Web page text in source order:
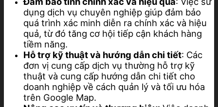
dụng dịch vụ chuyên nghiệp giúp đảm bảo
quá trình xác minh diễn ra chính xác và hiệu
quả, từ đó tăng cơ hội tiếp cận khách hàng
tiềm năng.
Hỗ trợ kỹ thuật và hướng dẫn chi tiết: Các
đơn vị cung cấp dịch vụ thường hỗ trợ kỹ
thuật và cung cấp hướng dẫn chi tiết cho
doanh nghiệp về cách quản lý và tối ưu hóa
trên Google Map.